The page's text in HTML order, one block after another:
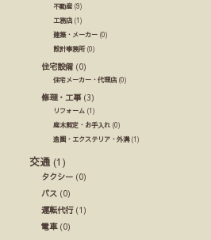
不動産 (9)
工務店 (1)
建築・メーカー (0)
設計事務所(0)
住宅設備(0)
住宅メーカー・代理店 (0)
修理・工事(3)
リフォーム (1)
庭木剪定・お手入れ (0)
造園・エクステリア・外溝(1)
交通 (1)
タクシー (0)
バス (0)
運転代行(1)
電車(0)